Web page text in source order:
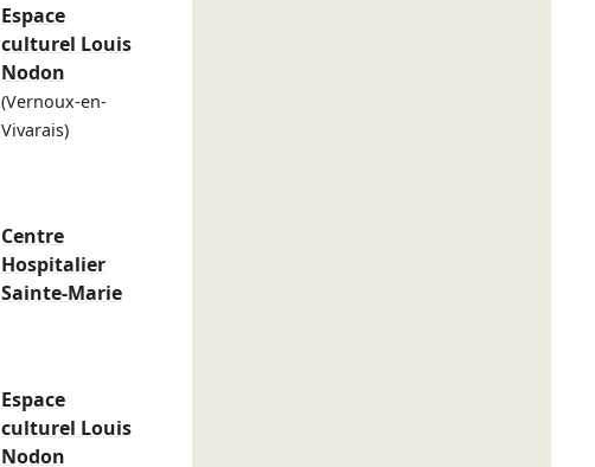
Espace
culturel Louis
Nodon
(Vernoux-en-
Vivarais)
Centre
Hospitalier
Sainte-Marie
Espace
culturel Louis
Nodon